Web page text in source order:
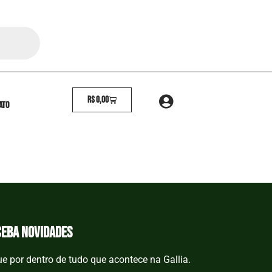
R$0,00
novidades
por dentro de tudo que acontece na Gallia.